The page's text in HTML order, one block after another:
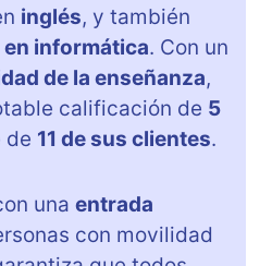
inglés, y también
informática. Con un
de la enseñanza,
calificación de 5
de 11 de sus clientes.
una entrada
con movilidad